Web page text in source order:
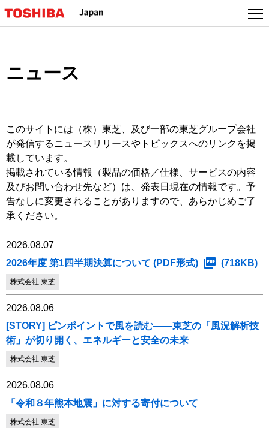
ニュース
このサイトには（株）東芝、及び一部の東芝グループ会社
が発信するニュースリリースやトピックスへのリンクを掲
載しています。
掲載されている情報（製品の価格／仕様、サービスの内容
及びお問い合わせ先など）は、発表日現在の情報です。予
告なしに変更されることがありますので、あらかじめご了
承ください。
2026.08.07
2026年度 第1四半期決算について (PDF形式)
(718KB)
株式会社 東芝
2026.08.06
[STORY] ピンポイントで風を読む――東芝の「風況解析技
術」が切り開く、エネルギーと安全の未来
株式会社 東芝
2026.08.06
「令和８年熊本地震」に対する寄付について
株式会社 東芝